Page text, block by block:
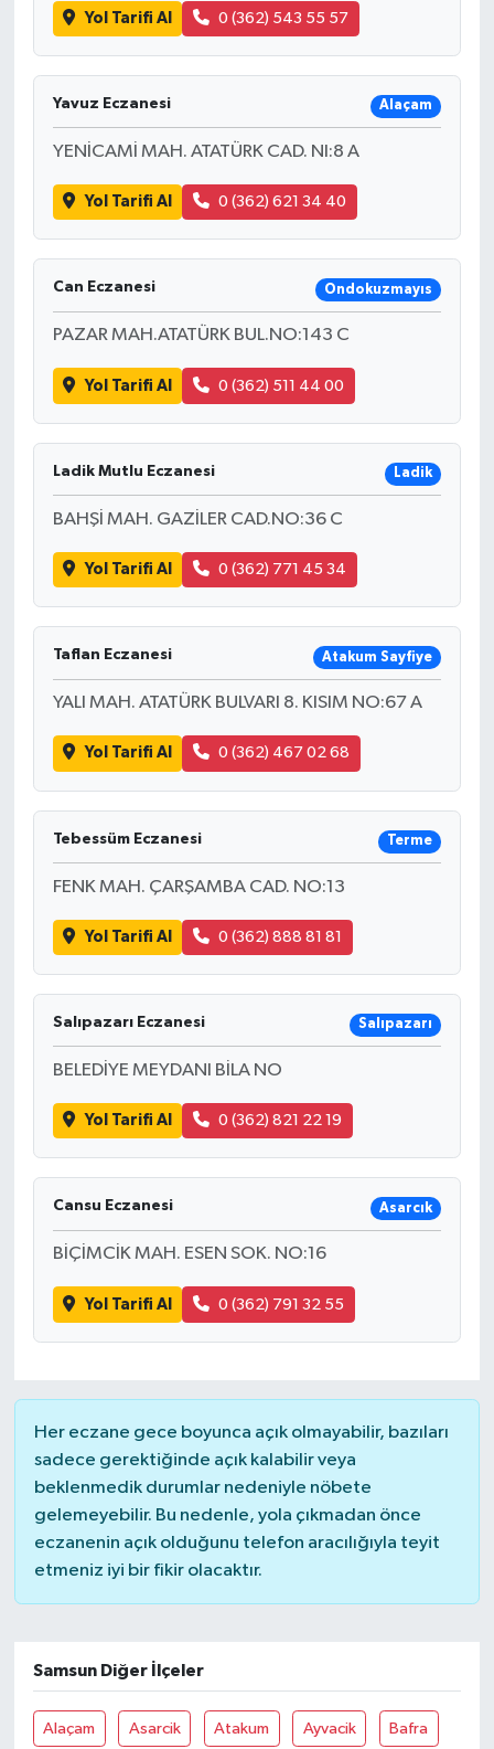
Yol Tarifi Al 0 (362) 543 55 57
Yavuz Eczanesi Alaçam
YENİCAMİ MAH. ATATÜRK CAD. NI:8 A
Yol Tarifi Al 0 (362) 621 34 40
Can Eczanesi Ondokuzmayıs
PAZAR MAH.ATATÜRK BUL.NO:143 C
Yol Tarifi Al 0 (362) 511 44 00
Ladik Mutlu Eczanesi Ladik
BAHŞİ MAH. GAZİLER CAD.NO:36 C
Yol Tarifi Al 0 (362) 771 45 34
Taflan Eczanesi Atakum Sayfiye
YALI MAH. ATATÜRK BULVARI 8. KISIM NO:67 A
Yol Tarifi Al 0 (362) 467 02 68
Tebessüm Eczanesi Terme
FENK MAH. ÇARŞAMBA CAD. NO:13
Yol Tarifi Al 0 (362) 888 81 81
Salıpazarı Eczanesi Salıpazarı
BELEDİYE MEYDANI BİLA NO
Yol Tarifi Al 0 (362) 821 22 19
Cansu Eczanesi Asarcık
BİÇİMCİK MAH. ESEN SOK. NO:16
Yol Tarifi Al 0 (362) 791 32 55
Her eczane gece boyunca açık olmayabilir, bazıları
sadece gerektiğinde açık kalabilir veya
beklenmedik durumlar nedeniyle nöbete
gelemeyebilir. Bu nedenle, yola çıkmadan önce
eczanenin açık olduğunu telefon aracılığıyla teyit
etmeniz iyi bir fikir olacaktır.
Samsun Diğer İlçeler
Alaçam Asarcik Atakum Ayvacik Bafra